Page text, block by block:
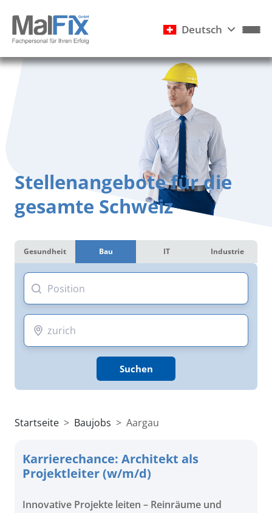
Deutsch
Stellenangebote für die
gesamte Schweiz
Gesundheit Bau IT Industrie
Suchen
Startseite Baujobs Aargau
Karrierechance: Architekt als
Projektleiter (w/m/d)
Innovative Projekte leiten – Reinräume und